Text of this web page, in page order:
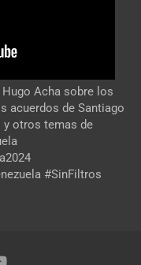
Acha sobre los
acuerdos de Santiago
y otros temas de
#SinFiltros